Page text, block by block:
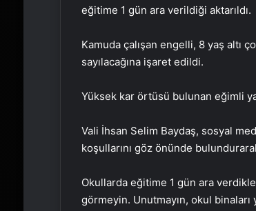
eğitime 1 gün ara verildiği aktarıldı.
Kamuda çalışan engelli, 8 yaş altı
sayılacağına işaret edildi.
Yüksek kar örtüsü bulunan eğimli
Vali İhsan Selim Baydaş, sosyal
koşullarını göz önünde
Okullarda eğitime 1 gün ara
görmeyin. Unutmayın, okul binaları